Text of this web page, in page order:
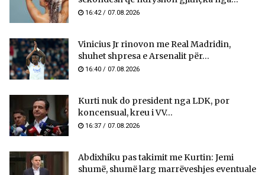
16:42 / 07.08.2026
Vinicius Jr rinovon me Real Madridin,
shuhet shpresa e Arsenalit për...
16:40 / 07.08.2026
Kurti nuk do president nga LDK, por
koncensual, kreu i VV...
16:37 / 07.08.2026
Abdixhiku pas takimit me Kurtin: Jemi
shumë, shumë larg marrëveshjes eventuale